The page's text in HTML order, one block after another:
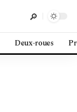
Deux-roues